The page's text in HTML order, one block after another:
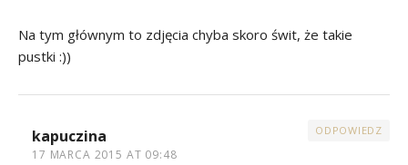
Na tym głównym to zdjęcia chyba skoro świt, że takie
pustki :))
kapuczina
17 MARCA 2015 AT 09:48
ODPOWIEDZ